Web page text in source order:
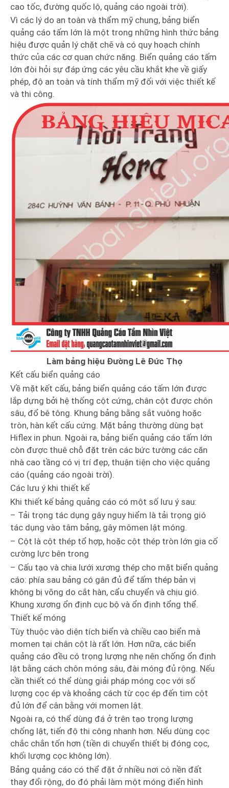
cao tốc, đường quốc lộ, quảng cáo ngoài trời).
Vì các lý do an toàn và thẩm mỹ chung, bảng biển
quảng cáo tấm lớn là một trong những hình thức bảng
hiệu được quản lý chặt chẽ và có quy hoạch chính
thức của các cơ quan chức năng. Biển quảng cáo tấm
lớn đòi hỏi sự đáp ứng các yêu cầu khắt khe về giấy
phép, độ an toàn và tính thẩm mỹ đối với việc thiết kế
và thi công.
Làm bảng hiệu Đường Lê Đức Thọ
Kết cấu biển quảng cáo
Về mặt kết cấu, bảng biển quảng cáo tấm lớn được
lắp dựng bởi hệ thống cột cứng, chân cột được chôn
sâu, đổ bê tông. Khung bảng bằng sắt vuông hoặc
tròn, hàn kết cấu cứng. Mặt bảng thường dùng bạt
Hiflex in phun. Ngoài ra, bảng biển quảng cáo tấm lớn
còn được thuê chỗ đặt trên các bức tường các căn
nhà cao tầng có vị trí đẹp, thuận tiện cho việc quảng
cáo (quảng cáo ngoài trời).
Các lưu ý khi thiết kế
Khi thiết kế bảng quảng cáo có một số lưu ý sau:
– Tải trọng tác dụng gây nguy hiểm là tải trọng gió
tác dụng vào tâm bảng, gây mômen lật móng.
– Cột là cột thép tổ hợp, hoặc cột thép tròn lớn gia cố
cường lực bên trong
– Cấu tạo và chia lưới xương thép cho mặt biển quảng
cáo: phía sau bảng có gân đủ để tấm thép bản vị
không bị võng do cắt hàn, cẩu chuyển và chịu gió.
Khung xương ổn định cục bộ và ổn định tổng thể.
Thiết kế móng
Tùy thuộc vào diện tích biển và chiều cao biển mà
momen tại chân cột là rất lớn. Hơn nữa, các biển
quảng cáo đều có trọng lượng nhẹ nên chống ổn định
lật bằng cách chôn móng sâu, đài móng đủ rộng. Nếu
cần thiết có thể dùng giải pháp móng cọc với số
lượng cọc ép và khoảng cách từ cọc ép đến tim cột
đủ lớn để cân bằng với momen lật.
Ngoài ra, có thể dùng đá ở trên tạo trọng lượng
chống lật, tiến độ thi công nhanh hơn. Nếu dùng cọc
chắc chắn tốn hơn (tiền di chuyển thiết bị đóng cọc,
khối lượng cọc không lớn).
Bảng quảng cáo có thể đặt ở nhiều nơi có nền đất
thay đổi rộng, do đó phải làm một móng điển hình